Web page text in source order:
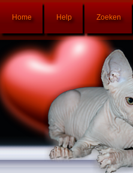
Home Help Zoeken